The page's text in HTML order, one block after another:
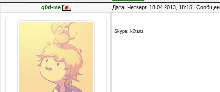
g0d-me Дата: Четверг, 18.04.2013, 18:15 |
Skype: k0tanz